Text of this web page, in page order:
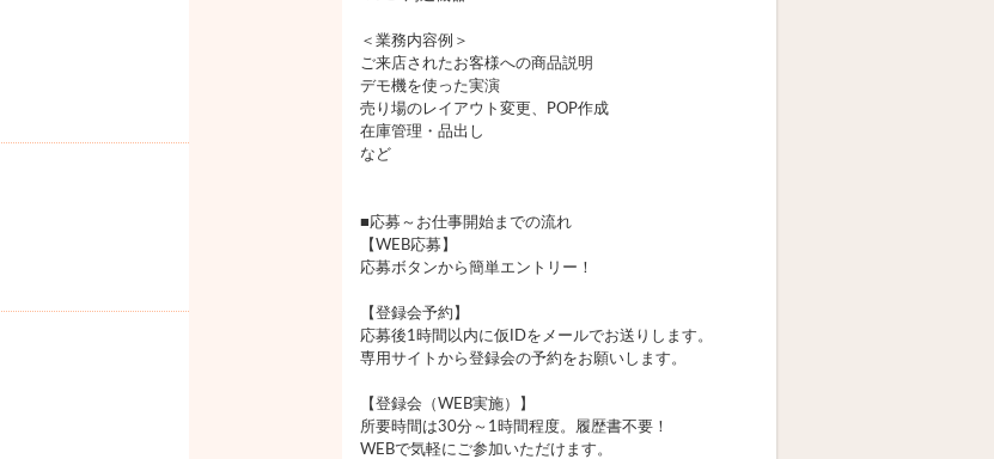
＜業務内容例＞
ご来店されたお客様への商品説明
デモ機を使った実演
売り場のレイアウト変更、POP作成
在庫管理・品出し
など
■応募～お仕事開始までの流れ
【WEB応募】
応募ボタンから簡単エントリー！
【登録会予約】
応募後1時間以内に仮IDをメールでお送りします。
専用サイトから登録会の予約をお願いします。
【登録会（WEB実施）】
所要時間は30分～1時間程度。履歴書不要！
WEBで気軽にご参加いただけます。